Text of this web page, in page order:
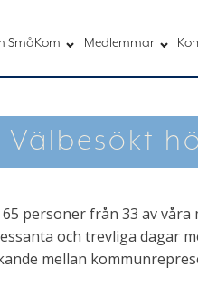
SmåKom Medlemmar
Välbesökt
personer från 33 av
och trevliga dagar
mellan